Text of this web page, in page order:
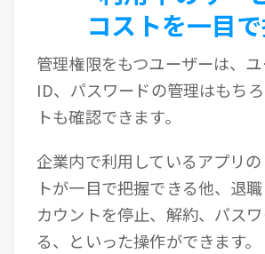
コストを一目
管理権限をもつユーザーは、
ID、パスワードの管理はもち
トも確認できます。
企業内で利用しているアプリ
トが一目で把握できる他、退
カウントを停止、解約、パス
る、といった操作ができます。